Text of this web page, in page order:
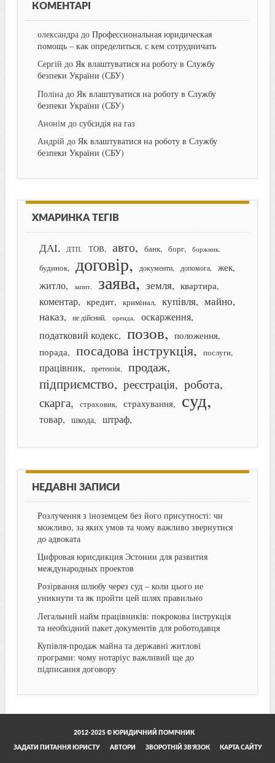
КОМЕНТАРІ
олександрадо Профессиональная юридическая
помощь – как определиться, с кем сотрудничать
Сергій до Як влаштуватися на роботу в Службу
безпеки України (СБУ)
Полінадо Як влаштуватися на роботу в Службу
безпеки України (СБУ)
Анонімдо субсидія на газ
Андрій до Як влаштуватися на роботу в Службу
безпеки України (СБУ)
ХМАРИНКА ТЕГІВ
ДАІ ДТП ТОВ авто банк борг боржник
будинок договір документи допомога жек
житло запит заява земля квартира
коментар кредит кримінал купівля
майно
наказ
не дійсний оренда оскарження
податковий кодекс позов положення
порада посадова інструкція послуги
працівник претензія продаж
підприємство реєстрація робота
скарга страховик страхування суд
товар шкода штраф
НЕДАВНІ ЗАПИСИ
Розлучення з іноземцем без його присутності: чи
можливо, за яких умов та чому важливо звернутися
до адвоката
Цифровая юрисдикция Эстонии для развития
международных проектов
Розірвання шлюбу через суд – коли цього не
уникнути та як пройти цей шлях правильно
Легальний найм працівників: покрокова інструкція
та необхідний пакет документів для роботодавця
Купівля-продаж майна та державні житлові
програми: чому нотаріус важливий ще до
підписання договору
2012-2025 © ЮРИДИЧНИЙ ПОМІЧНИК
ЗАДАТИ ПИТАННЯ ЮРИСТУ АВТОРИ ЗВОРОТНІЙ ЗВ’ЯЗОК КАРТА САЙТУ